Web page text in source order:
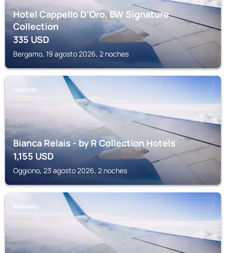
Hotel Cappello D'Oro, BW Signature
Collection
335USD
Bergamo, 19 agosto 2026, 2 noches
OGGIONO
Bianca Relais - by R Collection Hotels
1,155USD
Oggiono, 23 agosto 2026, 2 noches
BERGAMO